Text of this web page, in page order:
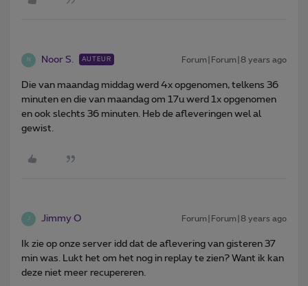
N Noor S. AUTEUR Forum|Forum|8 years ago
Die van maandag middag werd 4x opgenomen, telkens 36
minuten en die van maandag om 17u werd 1x opgenomen
en ook slechts 36 minuten. Heb de afleveringen wel al
gewist.
J Jimmy O Forum|Forum|8 years ago
Ik zie op onze server idd dat de aflevering van gisteren 37
min was. Lukt het om het nog in replay te zien? Want ik kan
deze niet meer recupereren.